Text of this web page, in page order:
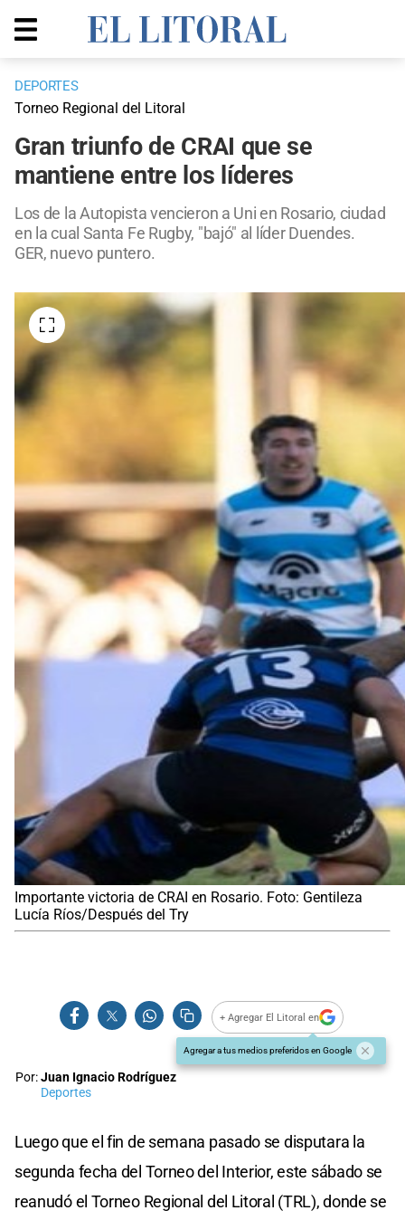
DEPORTES
Torneo Regional del Litoral
Gran triunfo de CRAI que se
mantiene entre los líderes
Los de la Autopista vencieron a Uni en Rosario, ciudad
en la cual Santa Fe Rugby, "bajó" al líder Duendes.
GER, nuevo puntero.
Importante victoria de CRAI en Rosario. Foto: Gentileza
Lucía Ríos/Después del Try
+ Agregar El Litoral en
Agregar a tus medios preferidos en Google
Por:Juan Ignacio Rodríguez
Deportes
Luego que el fin de semana pasado se disputara la
segunda fecha del Torneo del Interior, este sábado se
reanudó el Torneo Regional del Litoral (TRL), donde se